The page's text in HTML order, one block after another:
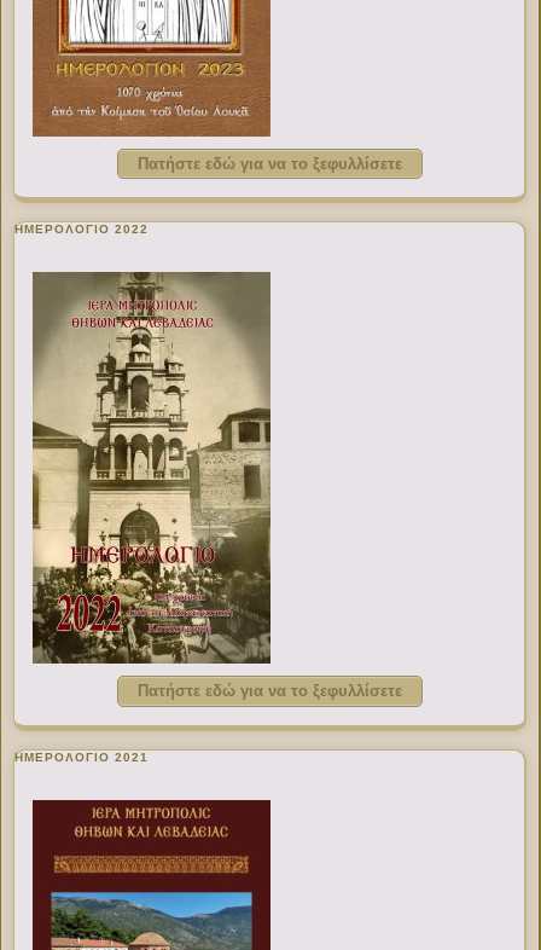
Πατήστε εδώ για να το ξεφυλλίσετε
ΗΜΕΡΟΛΟΓΙΟ 2022
Πατήστε εδώ για να το ξεφυλλίσετε
ΗΜΕΡΟΛΟΓΙΟ 2021